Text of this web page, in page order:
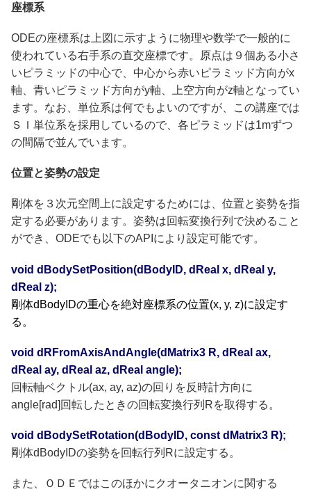
座標系
ODEの座標系は上図に示すように物理や数学で一般的に
使われている右手系の直交座標です。原点は９個ある小さ
いピラミッドの中心で、中心から赤いピラミッド方向がx
軸、青いピラミッド方向がy軸、上空方向がz軸となってい
ます。なお、単位系は何でもよいのですが、この講座では
ＳＩ単位系を採用しているので、各ピラミッドは1mずつ
の間隔で並んでいます。
位置と姿勢の設定
剛体を３次元空間上に設定するためには、位置と姿勢を指
定する必要があります。姿勢は回転変換行列で決めること
ができ、ODEでも以下のAPIにより設定可能です。
void dBodySetPosition(dBodyID, dReal x, dReal y,
dReal z);
剛体dBodyIDの重心を絶対座標系の位置(x, y, z)に設定す
る。
void dRFromAxisAndAngle(dMatrix3 R, dReal ax,
dReal ay, dReal az, dReal angle);
回転軸ベクトル(ax, ay, az)の回りを反時計方向に
angle[rad]回転したときの回転変換行列Rを取得する。
void dBodySetRotation(dBodyID, const dMatrix3 R);
剛体dBodyIDの姿勢を回転行列Rに設定する。
また、ＯＤＥではこのほかにクオータニオンに関する